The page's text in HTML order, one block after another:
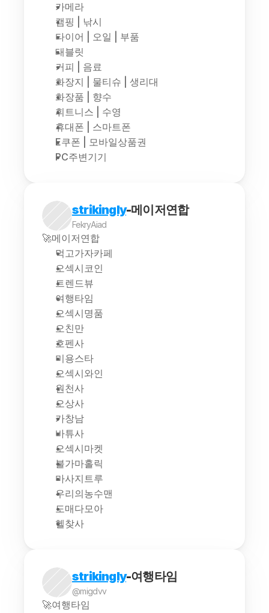
카메라
캠핑 | 낚시
타이어 | 오일 | 부품
태블릿
커피 | 음료
화장지 | 물티슈 | 생리대
화장품 | 향수
휘트니스 | 수영
휴대폰 | 스마트폰
E쿠폰 | 모바일상품권
PC주변기기
strikingly-메이저연합
FekryAiad
🚀메이저연합
먹고가자카페
오섹시코인
트렌드뷰
여행타임
오섹시명품
오친만
호펜사
미용스타
오섹시와인
원천사
오상사
카창남
바튜사
오섹시마켓
불가마홀릭
마사지트루
우리의농수맨
도매다모아
헬찾사
strikingly-여행타임
@migdvv
🚀여행타임